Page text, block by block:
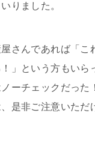
りました。
さんであれば「こ
」という方もいら
ーチェックだった
是非ご注意いただ